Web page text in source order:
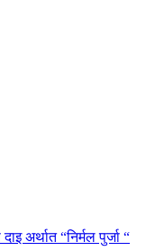
अर्थात “निर्मल पुर्जा “